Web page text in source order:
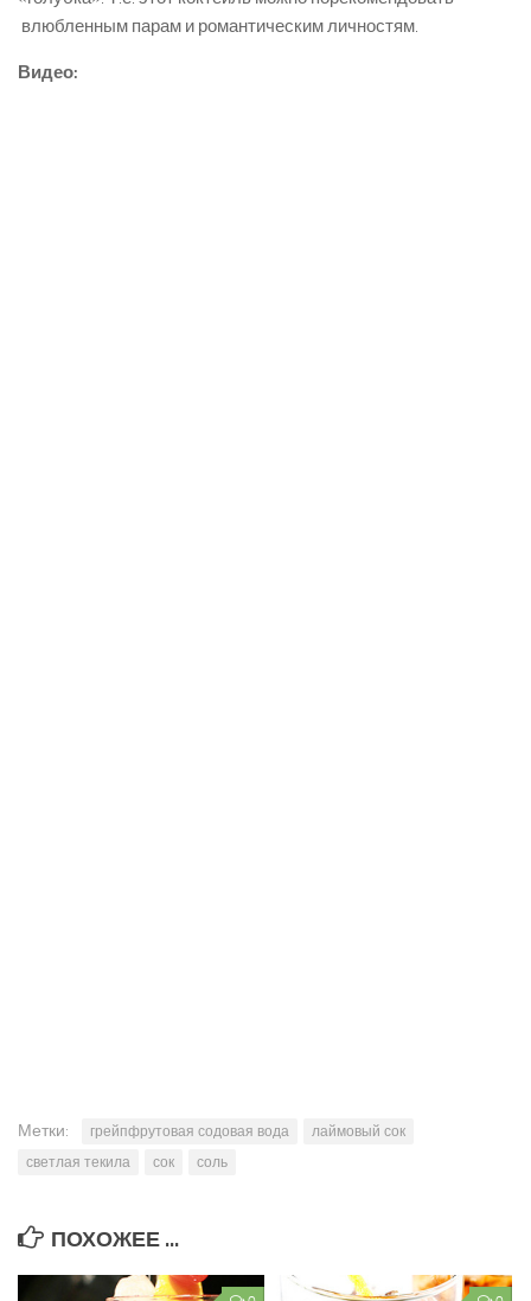
влюбленным парам и романтическим личностям.
Видео:
Метки: грейпфрутовая содовая вода
лаймовый сок
светлая текила
сок соль
ПОХОЖЕЕ ...